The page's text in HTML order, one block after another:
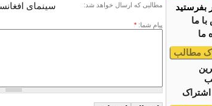
بفرستید
ما
ما
مطالب
مطالبی که ارسال خواهد شد: سينماى
پیام شما: *